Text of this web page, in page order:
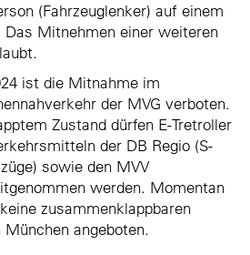
(Fahrzeuglenker) auf einem
Das Mitnehmen einer weiteren
ist die Mitnahme im
der MVG verboten.
Zustand dürfen E-Tretroller
der DB Regio (S-
sowie den MVV
werden. Momentan
zusammenklappbaren
angeboten.